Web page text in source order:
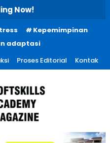
Now!
Kepemimpinan
adaptasi
Proses Editorial Kontak